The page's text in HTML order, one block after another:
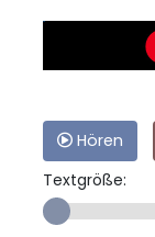
Hören
Textgröße: